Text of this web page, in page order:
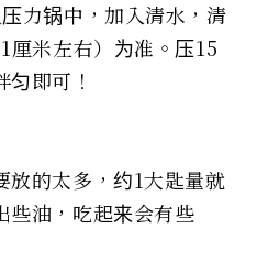
力锅中，加入清水，清
厘米左右）为准。压15
即可！
放的太多，约1大匙量就
些油，吃起来会有些